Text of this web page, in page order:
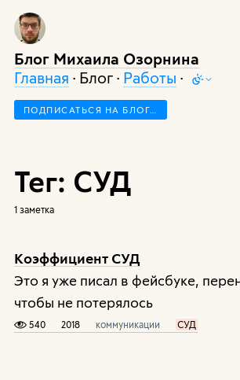
Блог Михаила Озорнина
Главная · Блог · Работы ·
ПОДПИСАТЬСЯ НА БЛОГ…
Тег: СУД
1 заметка
Коэффициент СУД
Это я уже писал в фейсбуке,
чтобы не потерялось
540 2018 коммуникации СУД